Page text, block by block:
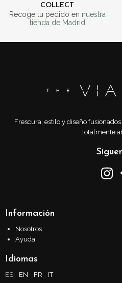
COLLECT
Recoge tu pedido en nuestra
tienda de Madrid
Frescura, estilo y diseño
totalmente
Información
Nosotros
Ayuda
Idiomas
ES EN FR IT